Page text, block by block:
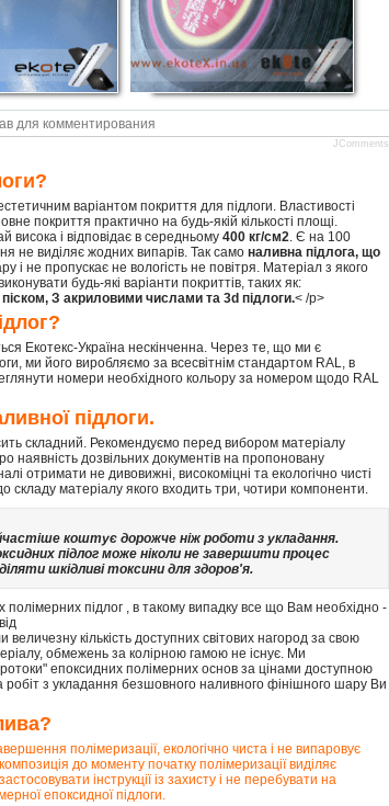
для комментирования
JComments
варіантом покриття для підлоги. Властивості
покриття практично на будь-якій кількості площі.
висока і відповідає в середньому 400 кг/см2. Є на 100
не виділяє жодних випарів. Так само наливна підлога, що
і не пропускає не вологість не повітря. Матеріал з якого
будь-які варіанти покриттів, таких як:
З акриловими числами та 3d підлоги.< /p>
Екотекс-Україна нескінченна. Через те, що ми є
ми його виробляємо за всесвітнім стандартом RAL, в
номери необхідного кольору за номером щодо RAL
підлоги.
складний. Рекомендуємо перед вибором матеріалу
наявність дозвільних документів на пропоновану
отримати не дивовижні, високоміцні та екологічно чисті
складу матеріалу якого входить три, чотири компоненти.
коштує дорожче ніж роботи з укладання.
підлог може ніколи не завершити процес
шкідливі токсини для здоров'я.
полімерних підлог , в такому випадку все що Вам необхідно -
кількість доступних світових нагород за свою
обмежень за колірною гамою не існує. Ми
епоксидних полімерних основ за цінами доступною
робіт з укладання безшовного наливного фінішного шару Ви
полімеризації, екологічно чиста і не випаровує
до моменту початку полімеризації виділяє
інструкції із захисту і не перебувати на
епоксидної підлоги.